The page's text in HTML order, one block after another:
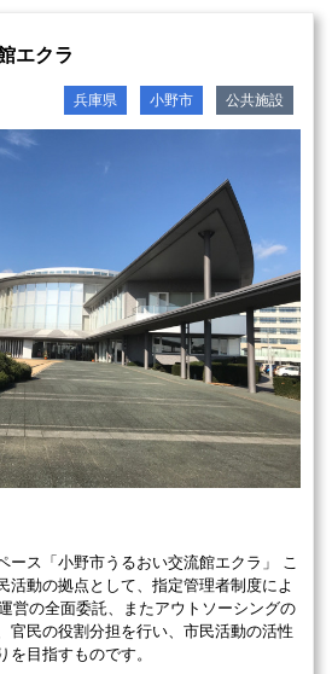
エクラ
兵庫県 小野市 公共施設
ース「小野市うるおい交流館エクラ」 こ
活動の拠点として、指定管理者制度によ
営の全面委託、またアウトソーシングの
官民の役割分担を行い、市民活動の活性
目指すものです。